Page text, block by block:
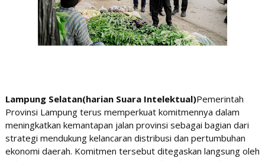
Lampung Selatan(harian Suara Intelektual)Pemerintah
Provinsi Lampung terus memperkuat komitmennya dalam
meningkatkan kemantapan jalan provinsi sebagai bagian dari
strategi mendukung kelancaran distribusi dan pertumbuhan
ekonomi daerah. Komitmen tersebut ditegaskan langsung oleh